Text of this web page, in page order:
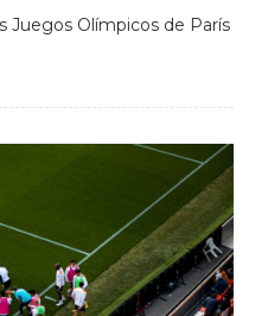
Juegos Olímpicos de París